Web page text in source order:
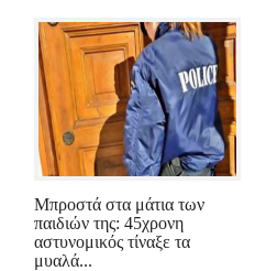
Μπροστά στα μάτια των
παιδιών της: 45χρονη
αστυνομικός τίναξε τα
μυαλά...